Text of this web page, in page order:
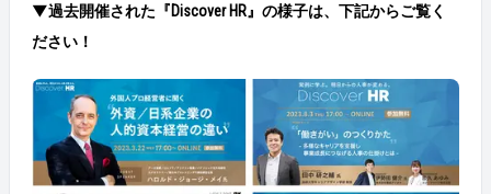
▼過去開催された 『Discover HR』 の様子は、下記からご覧く
ださい！